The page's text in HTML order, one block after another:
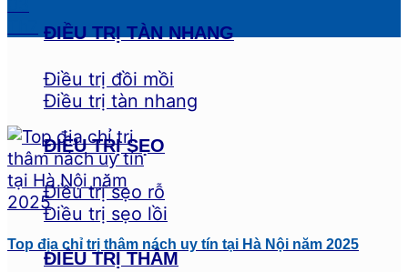
ĐIỀU TRỊ TÀN NHANG
Điều trị đồi mồi
Điều trị tàn nhang
ĐIỀU TRỊ SẸO
Điều trị sẹo rỗ
Điều trị sẹo lồi
ĐIỀU TRỊ THÂM
Top địa chỉ trị thâm nách uy tín tại Hà Nội năm 2025